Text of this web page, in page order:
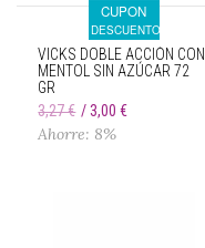
CUPON
DESCUENTO
VICKS DOBLE ACCIÓN CON
MENTOL SIN AZÚCAR 72
GR
3,27 €
3,00 €
Ahorre: 8%